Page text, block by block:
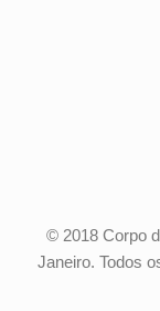
© 2018 Corpo
Janeiro. Todos